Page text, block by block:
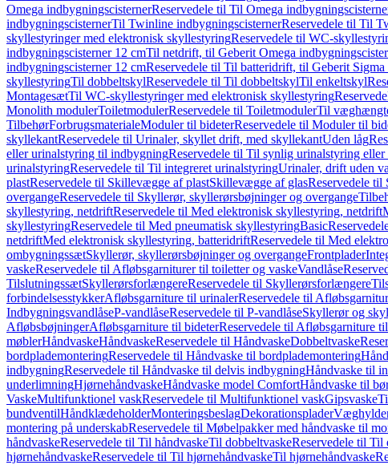
Omega indbygningscisternerReservedele til Til Omega
indbygningscisternerTil Twinline indbygningscisternerReservedele til Til
skyllestyringer med elektronisk skyllestyringReservedele til WC-
indbygningscisterner 12 cmTil netdrift, til Geberit Omega
indbygningscisterner 12 cmReservedele til Til batteridrift, til Geberit
skyllestyringTil dobbeltskylReservedele til Til dobbeltskylTil enkeltskyl
MontagesætTil WC-skyllestyringer med elektronisk skyllestyring
Monolith modulerToiletmodulerReservedele til ToiletmodulerTil
TilbehørForbrugsmaterialeModuler til bideterReservedele til Moduler til
skyllekantReservedele til Urinaler, skyllet drift, med skyllekantUden låg
eller urinalstyring til indbygningReservedele til Til synlig urinalstyring
urinalstyringReservedele til Til integreret urinalstyringUrinaler, drift uden
plastReservedele til Skillevægge af plastSkillevægge af glasReservedele
overgangeReservedele til Skyllerør, skyllerørsbøjninger og overgange
skyllestyring, netdriftReservedele til Med elektronisk skyllestyring, netdrift
skyllestyringReservedele til Med pneumatisk skyllestyringBasic
netdriftMed elektronisk skyllestyring, batteridriftReservedele til Med
ombygningssætSkyllerør, skyllerørsbøjninger og overgangeFrontplader
vaskeReservedele til Afløbsgarniturer til toiletter og vaskeVandlåse
TilslutningssætSkyllerørsforlængereReservedele til Skyllerørsforlængere
forbindelsesstykkerAfløbsgarniture til urinalerReservedele til
IndbygningsvandlåseP-vandlåseReservedele til P-vandlåseSkyllerør og
AfløbsbøjningerAfløbsgarniture til bideterReservedele til Afløbsgarniture
møblerHåndvaskeHåndvaskeReservedele til HåndvaskeDobbeltvaske
bordplademonteringReservedele til Håndvaske til bordplademontering
indbygningReservedele til Håndvaske til delvis indbygningHåndvaske til
underlimningHjørnehåndvaskeHåndvaske model ComfortHåndvaske til
VaskeMultifunktionel vaskReservedele til Multifunktionel vaskGipsvaske
bundventilHåndklædeholderMonteringsbeslagDekorationsplader
montering på underskabReservedele til Møbelpakker med håndvaske til
håndvaskeReservedele til Til håndvaskeTil dobbeltvaskeReservedele til Til
hjørnehåndvaskeReservedele til Til hjørnehåndvaskeTil hjørnehåndvaske